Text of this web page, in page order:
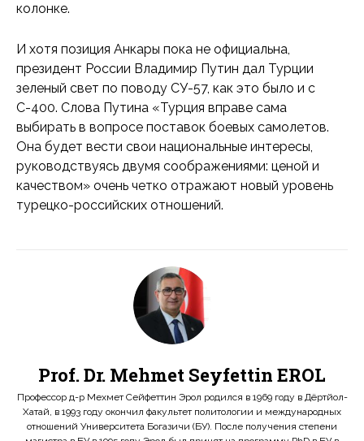
колонке.
И хотя позиция Анкары пока не официальна,
президент России Владимир Путин дал Турции
зеленый свет по поводу СУ-57, как это было и с
С-400. Слова Путина «Турция вправе сама
выбирать в вопросе поставок боевых самолетов.
Она будет вести свои национальные интересы,
руководствуясь двумя соображениями: ценой и
качеством» очень четко отражают новый уровень
турецко-российских отношений.
Prof. Dr. Mehmet Seyfettin EROL
Профессор д-р Мехмет Сейфеттин Эрол родился в 1969 году в Дёртйол-
Хатай, в 1993 году окончил факультет политологии и международных
отношений Университета Богазичи (БУ). После получения степени